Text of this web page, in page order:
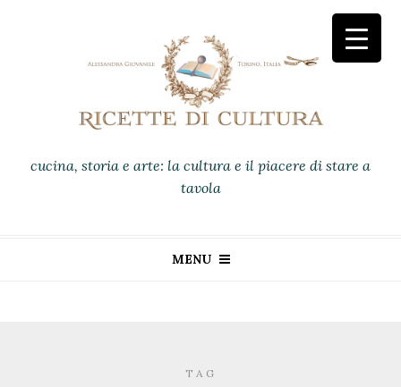
cucina, storia e arte: la cultura e il piacere di stare a
tavola
MENU
TAG